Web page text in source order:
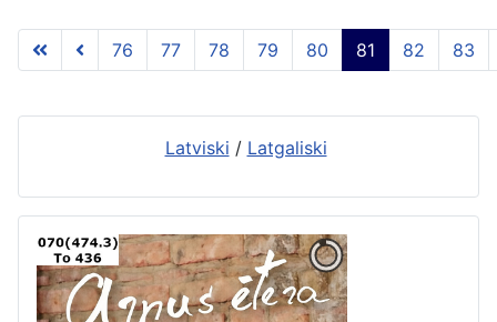
81 lapa no 117
76 77 78 79 80 81 82 83
Latviski / Latgaliski